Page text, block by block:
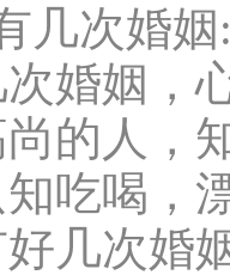
几次婚
婚姻，
的人，
吃喝，
几次婚